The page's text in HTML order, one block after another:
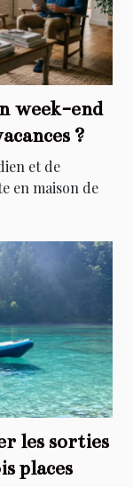
week-end
?
et de
en maison de
les sorties
places